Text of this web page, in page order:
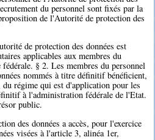
du personnel sont fixés par la
de l'Autorité de protection des
de protection des données est
applicables aux membres du
§ 2. Les membres du personnel
nommés à titre définitif bénéficient,
régime qui est d'application pour les
à l'administration fédérale de l'Etat.
public.
des données a accès, pour l'exercice
visées à l'article 3, alinéa 1er,